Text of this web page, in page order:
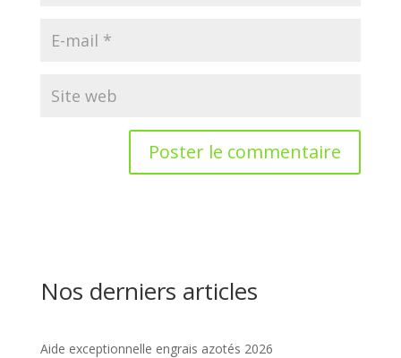
Nos derniers articles
Aide exceptionnelle engrais azotés 2026